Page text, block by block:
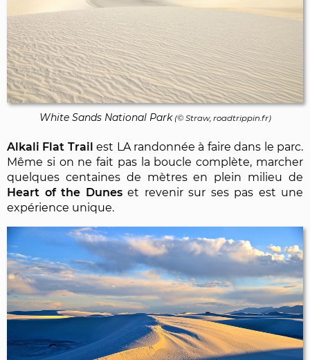
White Sands National Park(© Straw, roadtrippin.fr)
Alkali Flat Trail est LA randonnée à faire dans le parc.
Même si on ne fait pas la boucle complète, marcher
quelques centaines de mètres en plein milieu de
Heart of the Duneset revenir sur ses pas est une
expérience unique.